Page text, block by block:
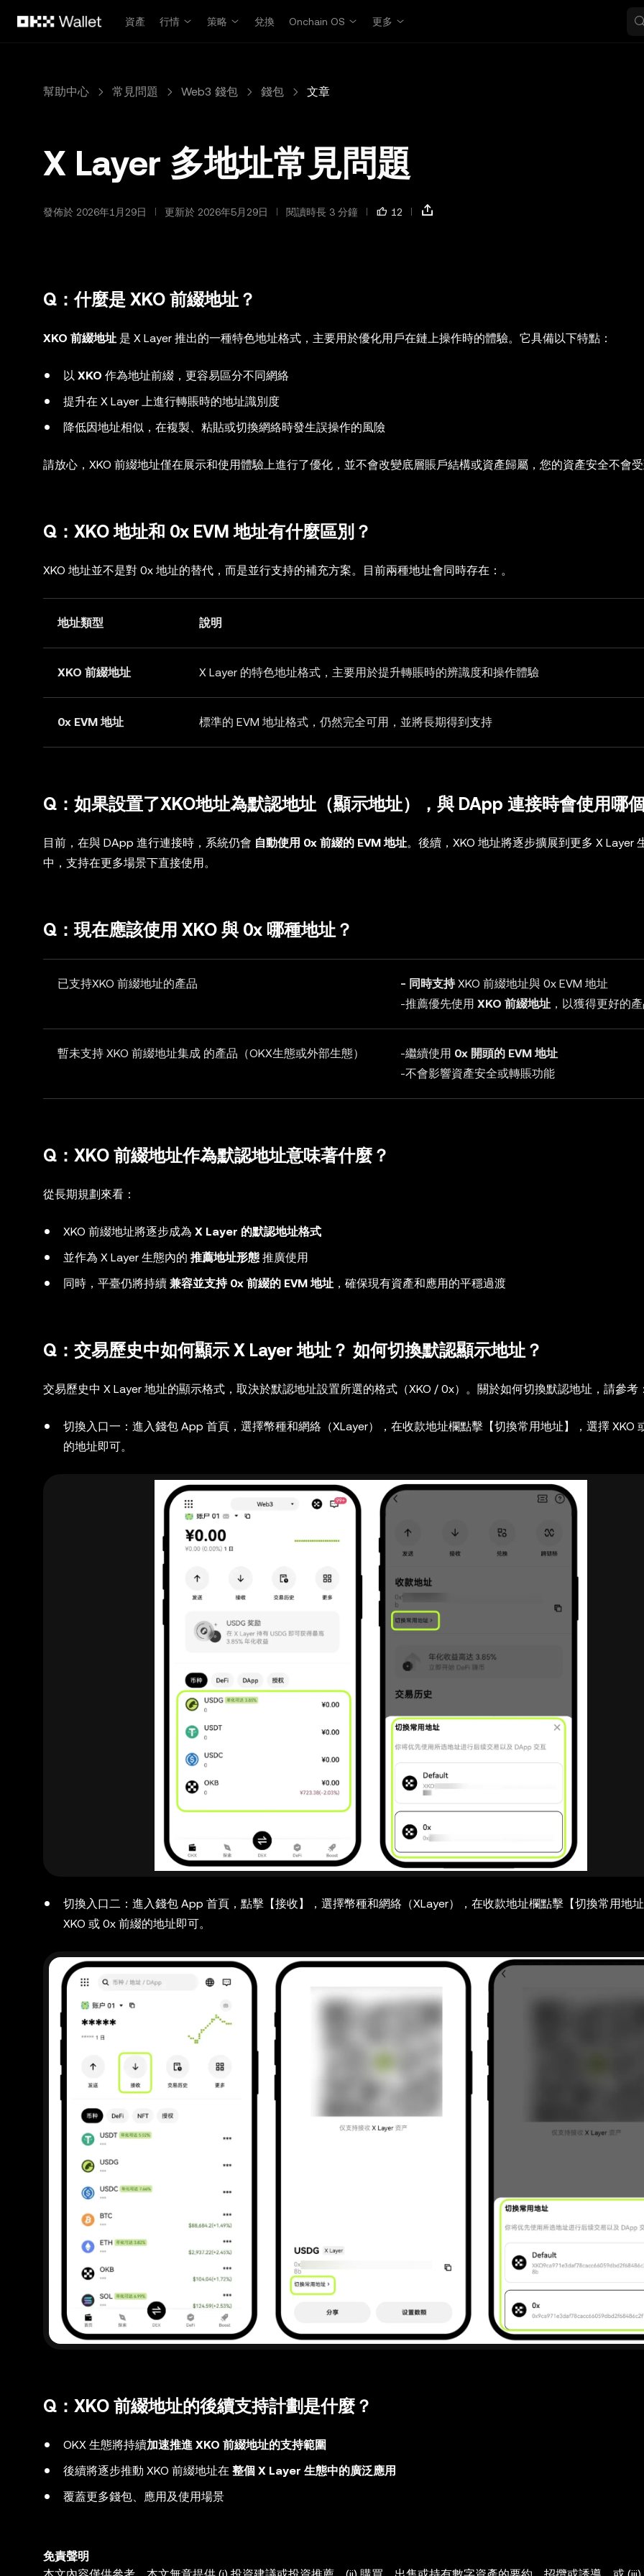
資產
行情 策略 兌換 Onchain OS 更多
幫助中心 常見問題 Web3 錢包 錢包 文章
X Layer 多地址常見問題
發佈於 2026年1月29日 更新於 2026年5月29日 閱讀時長 3 分鐘 12
Q：什麼是 XKO 前綴地址？
XKO 前綴地址 是 X Layer 推出的一種特色地址格式，主要用於優化用戶在鏈上操作時的體驗。它具備以下特點：
以 XKO 作為地址前綴，更容易區分不同網絡
提升在 X Layer 上進行轉賬時的地址識別度
降低因地址相似，在複製、粘貼或切換網絡時發生誤操作的風險
請放心，XKO 前綴地址僅在展示和使用體驗上進行了優化，並不會改變底層賬戶結構或資產歸屬，您的資產安全不會
Q：XKO 地址和 0x EVM 地址有什麼區別？
XKO 地址並不是對 0x 地址的替代，而是並行支持的補充方案。目前兩種地址會同時存在：。
地址類型 說明
XKO 前綴地址 X Layer 的特色地址格式，主要用於提升轉賬時的辨識度和操作體驗
0x EVM 地址 標準的 EVM 地址格式，仍然完全可用，並將長期得到支持
Q：如果設置了XKO地址為默認地址（顯示地址），與 DApp 連接時會使用哪
目前，在與 DApp 進行連接時，系統仍會 自動使用 0x 前綴的 EVM 地址。後續，XKO 地址將逐步擴展到更多 X Layer
中，支持在更多場景下直接使用。
Q：現在應該使用 XKO 與 0x 哪種地址？
已支持XKO 前綴地址的產品 - 同時支持XKO 前綴地址與 0x EVM 地址
-推薦優先使用 XKO 前綴地址 ，以獲得更好的
暫未支持 XKO 前綴地址集成 的產品（OKX生態或外部生態） -繼續使用 0x 開頭的 EVM 地址
-不會影響資產安全或轉賬功能
Q：XKO 前綴地址作為默認地址意味著什麼？
從長期規劃來看：
XKO 前綴地址將逐步成為 X Layer 的默認地址格式
並作為 X Layer 生態內的 推薦地址形態 推廣使用
同時，平臺仍將持續 兼容並支持 0x 前綴的 EVM 地址 ，確保現有資產和應用的平穩過渡
Q：交易歷史中如何顯示 X Layer 地址？ 如何切換默認顯示地址？
交易歷史中 X Layer 地址的顯示格式，取決於默認地址設置所選的格式（XKO / 0x）。關於如何切換默認地址，請參考
切換入口一：進入錢包 App 首頁，選擇幣種和網絡（XLayer），在收款地址欄點擊【切換常用地址】，選擇 XKO
的地址即可。
切換入口二：進入錢包 App 首頁，點擊【接收】，選擇幣種和網絡（XLayer），在收款地址欄點擊【切換常用地
XKO 或 0x 前綴的地址即可。
Q：XKO 前綴地址的後續支持計劃是什麼？
OKX 生態將持續加速推進 XKO 前綴地址的支持範圍
後續將逐步推動 XKO 前綴地址在 整個 X Layer 生態中的廣泛應用
覆蓋更多錢包、應用及使用場景
免責聲明